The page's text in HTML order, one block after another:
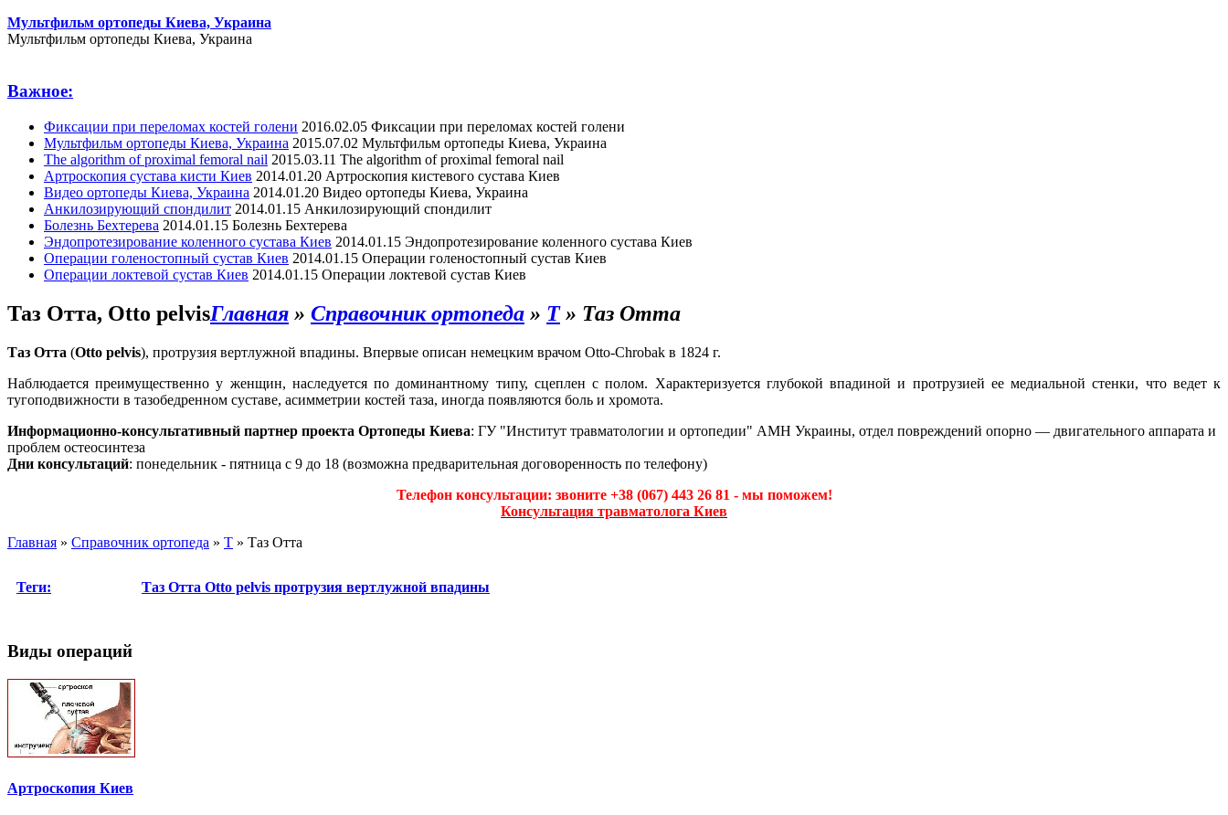
Мультфильм ортопеды Киева, Украина
Мультфильм ортопеды Киева, Украина
Важное:
Фиксации при переломах костей голени 2016.02.05 Фиксации при переломах костей голени
Мультфильм ортопеды Киева, Украина 2015.07.02 Мультфильм ортопеды Киева, Украина
The algorithm of proximal femoral nail 2015.03.11 The algorithm of proximal femoral nail
Артроскопия сустава кисти Киев 2014.01.20 Артроскопия кистевого сустава Киев
Видео ортопеды Киева, Украина 2014.01.20 Видео ортопеды Киева, Украина
Анкилозирующий спондилит 2014.01.15 Анкилозирующий спондилит
Болезнь Бехтерева 2014.01.15 Болезнь Бехтерева
Эндопротезирование коленного сустава Киев 2014.01.15 Эндопротезирование коленного сустава Киев
Операции голеностопный сустав Киев 2014.01.15 Операции голеностопный сустав Киев
Операции локтевой сустав Киев 2014.01.15 Операции локтевой сустав Киев
Таз Отта, Otto pelvisГлавная » Справочник ортопеда » Т» Таз Отта
Таз Отта (Otto pelvis), протрузия вертлужной впадины. Впервые описан немецким врачом Otto-Chrobak в 1824 г.
Наблюдается преимущественно у женщин, наследуется по доминантному типу, сцеплен с полом. Характеризуется глубокой впадиной и протрузией ее медиальной стенки, что ведет к
тугоподвижности в тазобедренном суставе, асимметрии костей таза, иногда появляются боль и хромота.
Информационно-консультативный партнер проекта Ортопеды Киева: ГУ "Институт травматологии и ортопедии" АМН Украины, отдел повреждений опорно — двигательного аппарата и
проблем остеосинтеза
Дни консультаций: понедельник - пятница с 9 до 18 (возможна предварительная договоренность по телефону)
Телефон консультации: звоните +38 (067) 443 26 81 - мы поможем!
Консультация травматолога Киев
Главная » Справочник ортопеда » Т » Таз Отта
Теги: Таз Отта Otto pelvis протрузия вертлужной впадины
Виды операций
Артроскопия Киев